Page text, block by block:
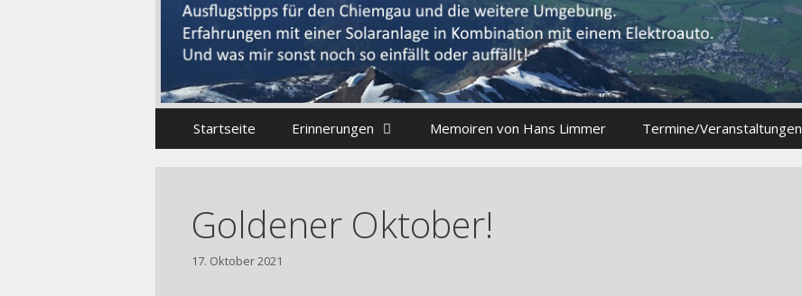
Startseite Erinnerungen Memoiren von Hans Limmer Termine/Veranstaltungen
Goldener Oktober!
17. Oktober 2021